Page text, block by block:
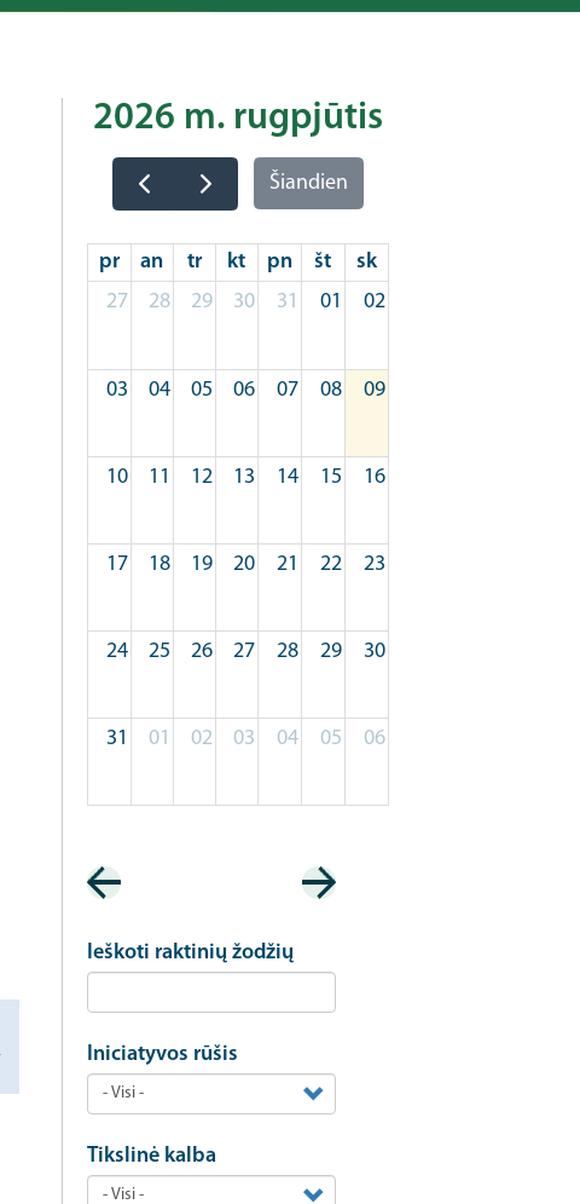
Šiandien
2026 m. rugpjūtis
pr an tr kt pn št
sk
27
28 29 30 31 01 02
03 04 05 06 07 08 09
10 11 12 13 14 15 16
17 18 19 20 21 22 23
24 25 26 27 28 29 30
31 01 02 03 04 05 06
Pagination
Ieškoti raktinių žodžių
Iniciatyvos rūšis
Tikslinė kalba